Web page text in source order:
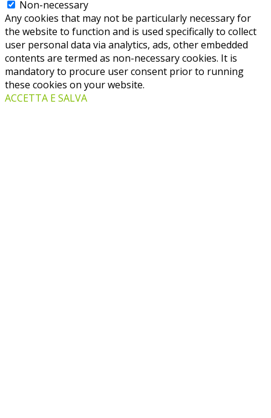
Non-necessary
Any cookies that may not be particularly necessary for
the website to function and is used specifically to collect
user personal data via analytics, ads, other embedded
contents are termed as non-necessary cookies. It is
mandatory to procure user consent prior to running
these cookies on your website.
ACCETTA E SALVA